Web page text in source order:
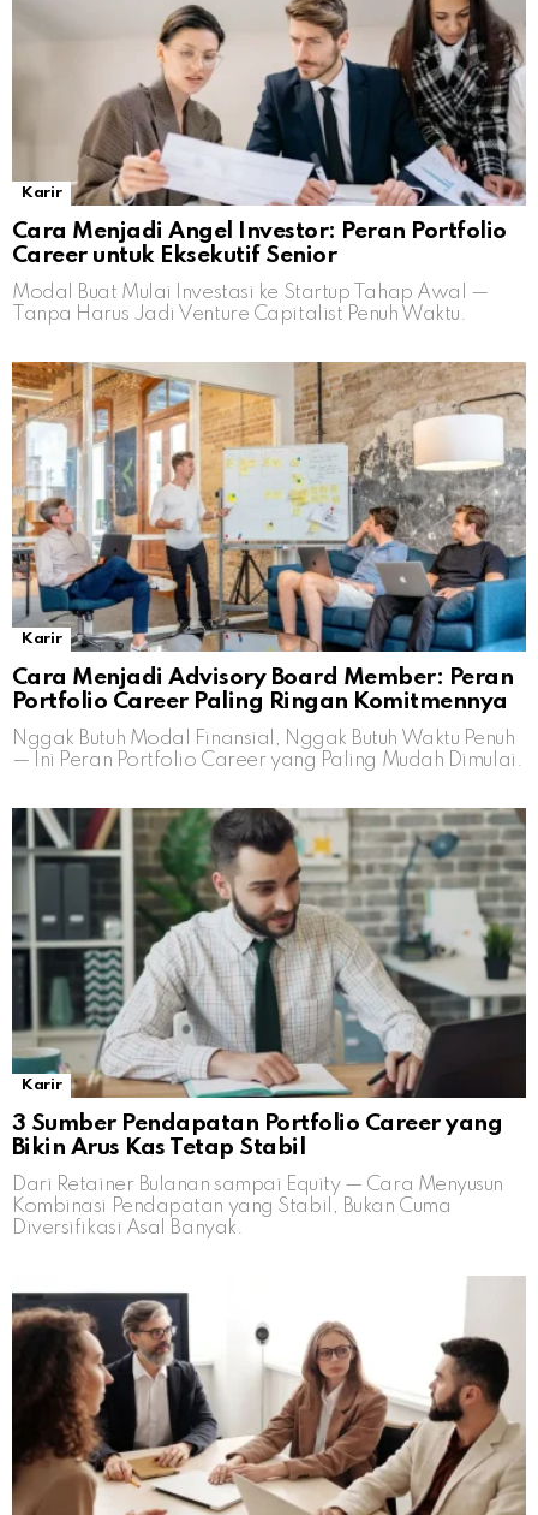
Karir
Cara Menjadi Angel Investor: Peran Portfolio
Career untuk Eksekutif Senior
Modal Buat Mulai Investasi ke Startup Tahap Awal —
Tanpa Harus Jadi Venture Capitalist Penuh Waktu.
Karir
Cara Menjadi Advisory Board Member: Peran
Portfolio Career Paling Ringan Komitmennya
Nggak Butuh Modal Finansial, Nggak Butuh Waktu Penuh
— Ini Peran Portfolio Career yang Paling Mudah Dimulai.
Karir
3 Sumber Pendapatan Portfolio Career yang
Bikin Arus Kas Tetap Stabil
Dari Retainer Bulanan sampai Equity — Cara Menyusun
Kombinasi Pendapatan yang Stabil, Bukan Cuma
Diversifikasi Asal Banyak.